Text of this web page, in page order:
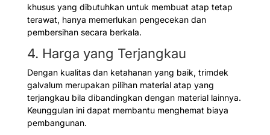
khusus yang dibutuhkan untuk membuat atap tetap
terawat, hanya memerlukan pengecekan dan
pembersihan secara berkala.
4. Harga yang Terjangkau
Dengan kualitas dan ketahanan yang baik, trimdek
galvalum merupakan pilihan material atap yang
terjangkau bila dibandingkan dengan material lainnya.
Keunggulan ini dapat membantu menghemat biaya
pembangunan.